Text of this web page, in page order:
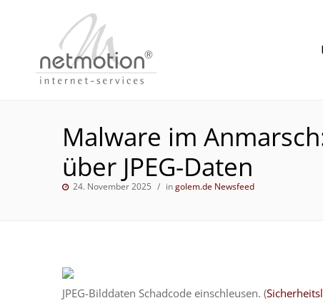
Malware im
über JPEG-Daten
24. November 2025 ingolem.de Newsfeed
JPEG-Bilddaten Schadcode einschleusen. (